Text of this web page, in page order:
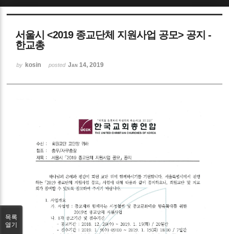
서울시 <2019 종교단체 지원사업 공모> 공지 -
한교총
by kosin posted Jan 14, 2019
목록
열기
Sketchbook5, 스케치북5
Sketchbook5, 스케치북5